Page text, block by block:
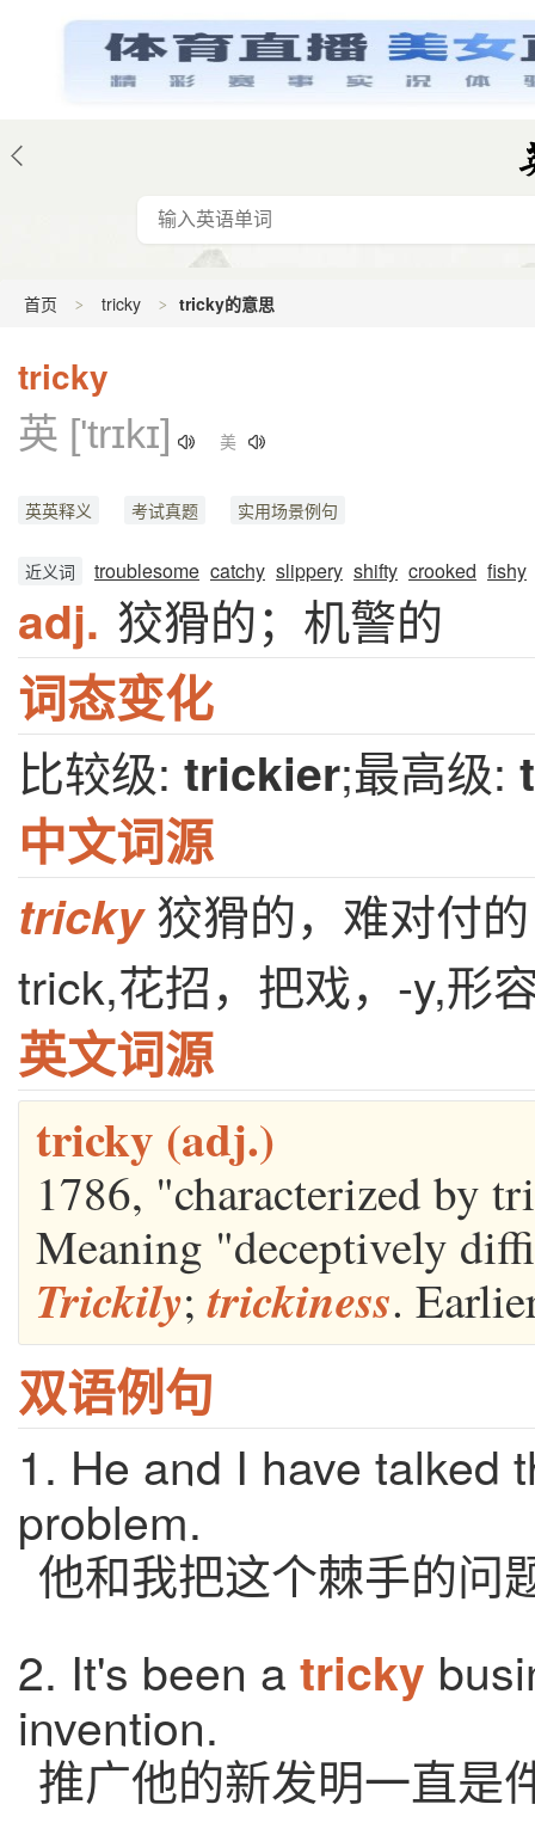
首页 tricky tricky的意思
tricky
英 ['trɪkɪ] 美
英英释义 考试真题 实用场景例句
近义词 troublesome catchy slippery shifty crooked fishy
adj. 狡猾的；机警的
词态变化
比较级: trickier;最高级:
中文词源
tricky狡猾的，难对付的
trick,花招，把戏，-y,形
英文词源
tricky (adj.)
1786, "characterized by
Meaning "deceptively
Trickily;trickiness.
双语例句
1. He and I have talked
problem.
他和我把这个棘手的问
2. It's been a tricky
invention.
推广他的新发明一直是